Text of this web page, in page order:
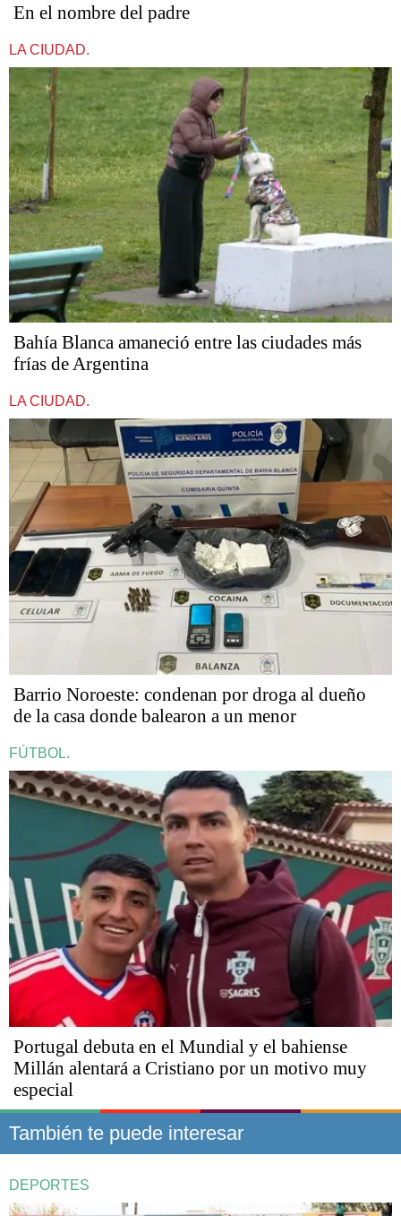
En el nombre del padre
LA CIUDAD.
Bahía Blanca amaneció entre las ciudades más
frías de Argentina
LA CIUDAD.
Barrio Noroeste: condenan por droga al dueño
de la casa donde balearon a un menor
FÚTBOL.
Portugal debuta en el Mundial y el bahiense
Millán alentará a Cristiano por un motivo muy
especial
También te puede interesar
DEPORTES